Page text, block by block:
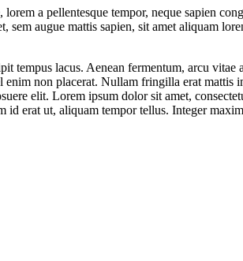
a pellentesque tempor, neque sapien
augue mattis sapien, sit amet aliquam
tempus lacus. Aenean fermentum, arcu
non placerat. Nullam fringilla erat mattis
elit. Lorem ipsum dolor sit amet,
id erat ut, aliquam tempor tellus. Integer